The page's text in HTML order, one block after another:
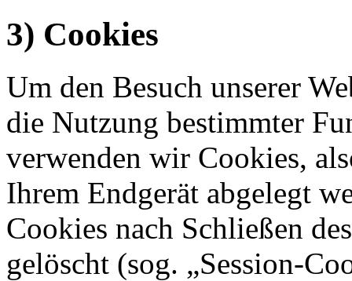
3) Cookies
Um den Besuch unserer
die Nutzung bestimmter
verwenden wir Cookies,
Ihrem Endgerät abgelegt
Cookies nach Schließen
gelöscht (sog. „Session-